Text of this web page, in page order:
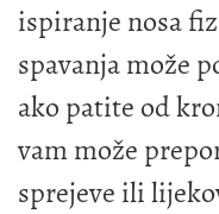
ispiranje nosa
spavanja može
ako patite od
vam može
sprejeve ili